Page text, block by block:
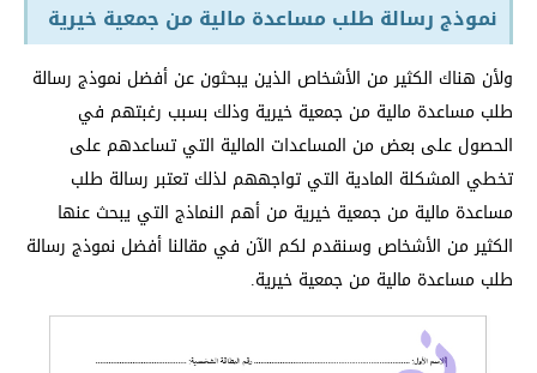
نموذج رسالة طلب مساعدة مالية من جمعية خيرية
ولأن هناك الكثير من الأشخاص الذين يبحثون عن أفضل نموذج رسالة
طلب مساعدة مالية من جمعية خيرية وذلك بسبب رغبتهم في
الحصول على بعض من المساعدات المالية التي تساعدهم على
تخطي المشكلة المادية التي تواجههم لذلك تعتبر رسالة طلب
مساعدة مالية من جمعية خيرية من أهم النماذج التي يبحث عنها
الكثير من الأشخاص وسنقدم لكم الآن في مقالنا أفضل نموذج رسالة
طلب مساعدة مالية من جمعية خيرية.